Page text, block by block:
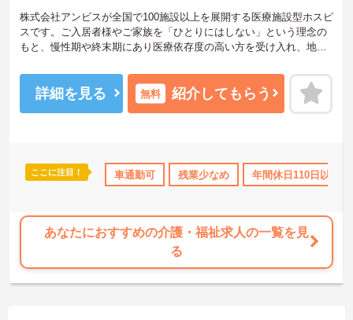
社会保険完備 退職金制度あり
株式会社アンビスが全国で100施設以上を展開する医療施設型ホスピ
スです。ご入居者様やご家族を「ひとりにはしない」という理念の
もと、慢性期や終末期にあり医療依存度の高い方を受け入れ、地域
護師が24時間常駐しています。急変時の対応や医療行為は看護師が
担当するため、初任者研修や実務者研修の方も食事介助や入浴介助
などの生活を支えるケアに専念できる環境です。多職種で情報を共
です。常勤スタッフの比率が90パーセントを超えているため急な勤
務変更が発生しにくく、あらかじめ決められた訪問予定表に沿って
ており、多職種と連携しながら専門性を着実に深めていける環境が
用意されています。
★おすすめPOINT★
＜個別ＯＪＴとチーム連携で着実に成長！＞
詳細を見る 無料 紹介してもらう
ここに注目！ 車通勤可 残業少なめ 年間休日110日以上
あなたにおすすめの介護・福祉求人の一覧を見
る